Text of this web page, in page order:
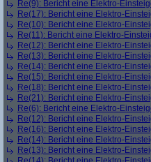
Re(9): Bericht eine Elektro-
Re(17): Bericht eine Elektro-
Re(10): Bericht eine Elektro-
Re(11): Bericht eine Elektro-
Re(12): Bericht eine Elektro-
Re(13): Bericht eine Elektro-
Re(14): Bericht eine Elektro-
Re(15): Bericht eine Elektro-
Re(18): Bericht eine Elektro-
Re(21): Bericht eine Elektro-
Re(6): Bericht eine Elektro-
Re(12): Bericht eine Elektro-
Re(16): Bericht eine Elektro-
Re(14): Bericht eine Elektro-
Re(13): Bericht eine Elektro-